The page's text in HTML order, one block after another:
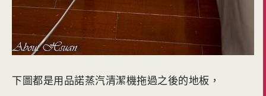
下圖都是用品諾蒸汽清潔機拖過之後的地板，